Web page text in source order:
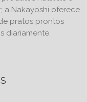
a Nakayoshi oferece
pratos prontos
diariamente.